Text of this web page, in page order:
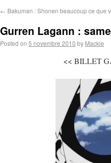
← Bakuman : Shonen beaucoup ce que
Gurren Lagann :
Posted on 5 novembre 2010 by Mackie
<< BILLET